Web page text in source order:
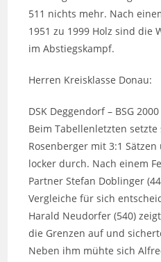
511 nichts mehr. Nach
1951 zu 1999 Holz sind die
im Abstiegskampf.
Herren Kreisklasse Donau:
DSK Deggendorf – BSG
Beim Tabellenletzten setzte
Rosenberger mit 3:1 Sätzen
locker durch. Nach einem
Partner Stefan Doblinger
Vergleiche für sich
Harald Neudorfer (540)
die Grenzen auf und
Neben ihm mühte sich